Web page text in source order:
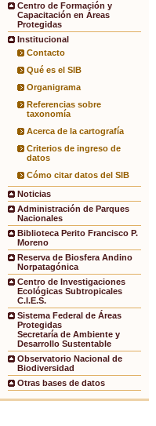
Centro de Formación y
Capacitación en Áreas
Protegidas
Institucional
Contacto
Qué es el SIB
Organigrama
Referencias sobre
taxonomía
Acerca de la cartografía
Criterios de ingreso de
datos
Cómo citar datos del SIB
Noticias
Administración de Parques
Nacionales
Biblioteca Perito Francisco P.
Moreno
Reserva de Biosfera Andino
Norpatagónica
Centro de Investigaciones
Ecológicas Subtropicales
C.I.E.S.
Sistema Federal de Áreas
Protegidas
Secretaría de Ambiente y
Desarrollo Sustentable
Observatorio Nacional de
Biodiversidad
Otras bases de datos